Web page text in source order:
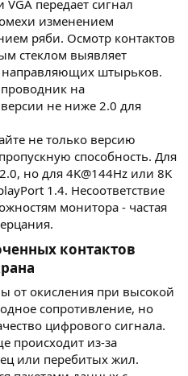
передает сигнал
изменением
ряби. Осмотр контактов
стеклом выявляет
штырьков.
на
не ниже 2.0 для
не только версию
способность. Для
но для 4K@144Hz или 8K
1.4. Несоответствие
монитора - частая
контактов
от окисления при высокой
сопротивление, но
цифрового сигнала.
происходит из-за
или перебитых жил.